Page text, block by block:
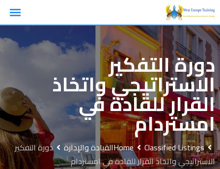
Skip
to
content
دورة التفكير
الاستراتيجي واتخاذ
القرار للقادة في
امستردام
Home Classified Listings القيادة والإدارة
دورة التفكير
الاستراتيجي واتخاذ القرار للقادة في امستردام